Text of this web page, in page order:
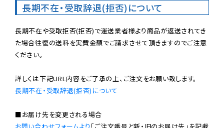
長期不在・受取辞退(拒否)について
長期不在や受取拒否(拒否)で運送業者様より商品が返送されてき
た場合往復の送料を実費金額でご請求させて頂きますのでご注意
ください。
長期不在・受取辞退(拒否)について
お問い合わせフォームより 「ご注文番号と新・旧のお届け先」を記載